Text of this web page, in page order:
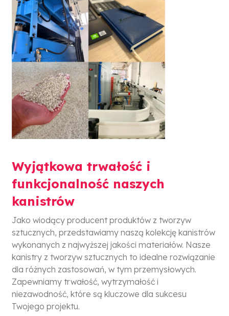
Wyjątkowa trwałość i
funkcjonalność naszych
kanistrów
Jako wiodący producent produktów z tworzyw
sztucznych, przedstawiamy naszą kolekcję kanistrów
wykonanych z najwyższej jakości materiałów. Nasze
kanistry z tworzyw sztucznych to idealne rozwiązanie
dla różnych zastosowań, w tym przemysłowych.
Zapewniamy trwałość, wytrzymałość i
niezawodność, które są kluczowe dla sukcesu
Twojego projektu.